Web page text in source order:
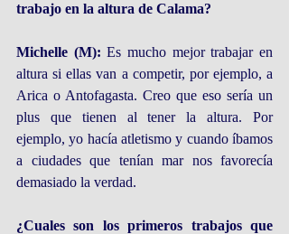
trabajo en la altura de Calama?
Michelle (M): Es mucho mejor trabajar en
altura si ellas van a competir, por ejemplo, a
Arica o Antofagasta. Creo que eso sería un
plus que tienen al tener la altura. Por
ejemplo, yo hacía atletismo y cuando íbamos
a ciudades que tenían mar nos favorecía
demasiado la verdad.
¿Cuales son los primeros trabajos que